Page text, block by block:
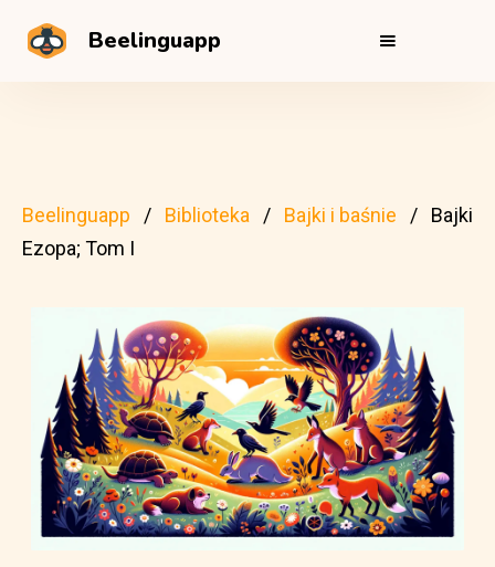
Beelinguapp
Beelinguapp Biblioteka Bajki i baśnie
Bajki
Ezopa; Tom I